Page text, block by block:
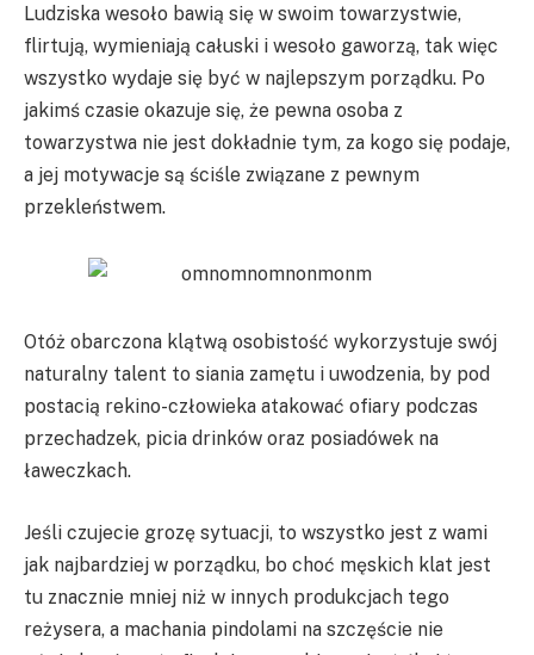
Ludziska wesoło bawią się w swoim towarzystwie,
flirtują, wymieniają całuski i wesoło gaworzą, tak więc
wszystko wydaje się być w najlepszym porządku. Po
jakimś czasie okazuje się, że pewna osoba z
towarzystwa nie jest dokładnie tym, za kogo się podaje,
a jej motywacje są ściśle związane z pewnym
przekleństwem.
Otóż obarczona klątwą osobistość wykorzystuje swój
naturalny talent to siania zamętu i uwodzenia, by pod
postacią rekino-człowieka atakować ofiary podczas
przechadzek, picia drinków oraz posiadówek na
ławeczkach.
Jeśli czujecie grozę sytuacji, to wszystko jest z wami
jak najbardziej w porządku, bo choć męskich klat jest
tu znacznie mniej niż w innych produkcjach tego
reżysera, a machania pindolami na szczęście nie